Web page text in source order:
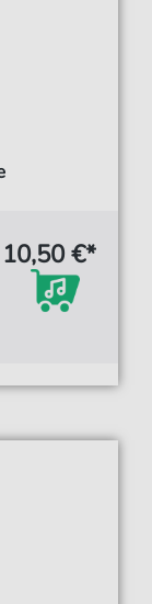
10,50 €*